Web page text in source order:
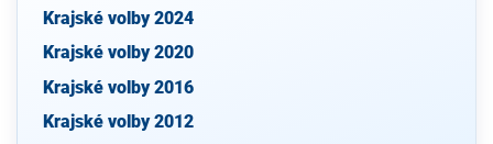
Krajské volby 2024
Krajské volby 2020
Krajské volby 2016
Krajské volby 2012